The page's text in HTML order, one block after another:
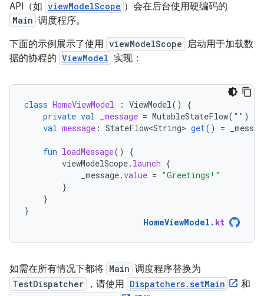
API（如 viewModelScope ）会在后台使用硬编码的
Main 调度程序。
下面的示例展示了使用 viewModelScope 启动用于加载数
据的协程的 ViewModel 实现：
class HomeViewModel : ViewModel()
{
private val _message = MutableStateFlow( "" )
val message : StateFlow<String> get() =
fun loadMessage()
{
viewModelScope. launch {
_message.value = "Greetings!"
}
}
}
HomeViewModel . kt
如需在所有情况下都将 Main 调度程序替换为
TestDispatcher ，请使用 Dispatchers.setMain 和